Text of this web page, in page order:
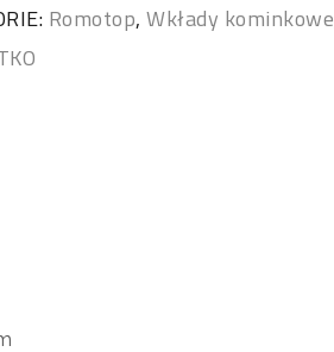
Romotop,Wkłady kominkowe